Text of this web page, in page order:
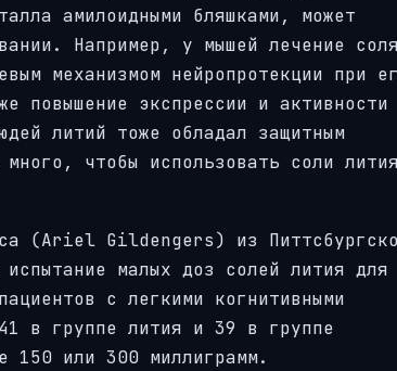
амилоидными бляшками, может
Например, у мышей лечение
механизмом нейропротекции при
повышение экспрессии и активности
литий тоже обладал защитным
чтобы использовать соли лития
(Ariel Gildengers) из
испытание малых доз солей лития для
с легкими когнитивными
в группе лития и 39 в группе
150 или 300 миллиграмм.